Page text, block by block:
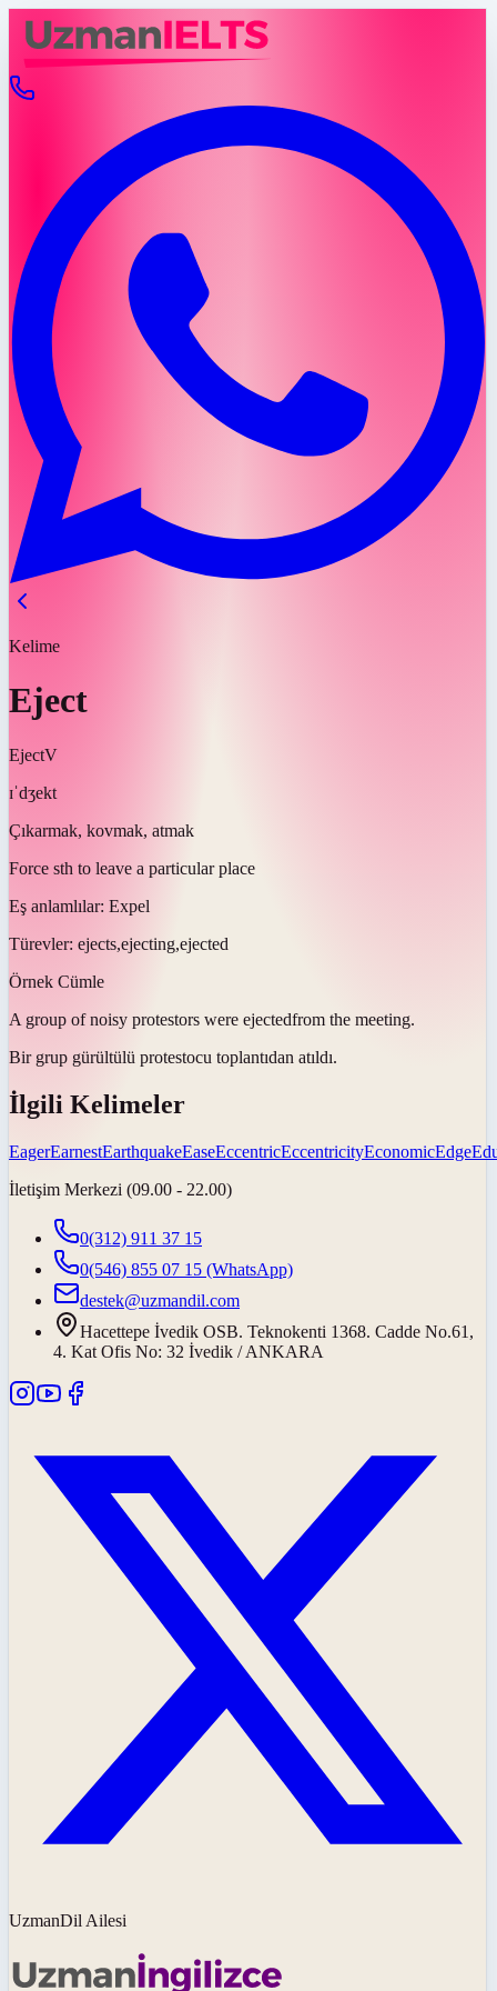
Kelime
Eject
EjectV
ɪˈdʒekt
Çıkarmak, kovmak, atmak
Force sth to leave a particular place
Eş anlamlılar: Expel
Türevler: ejects,ejecting,ejected
Örnek Cümle
A group of noisy protestors were ejectedfrom the meeting.
Bir grup gürültülü protestocu toplantıdan atıldı.
İlgili Kelimeler
EagerEarnestEarthquakeEaseEccentricEccentricityEconomicEdge
İletişim Merkezi (09.00 - 22.00)
0(312) 911 37 15
0(546) 855 07 15 (WhatsApp)
destek@uzmandil.com
Hacettepe İvedik OSB. Teknokenti 1368. Cadde No.61,
4. Kat Ofis No: 32 İvedik / ANKARA
UzmanDil Ailesi